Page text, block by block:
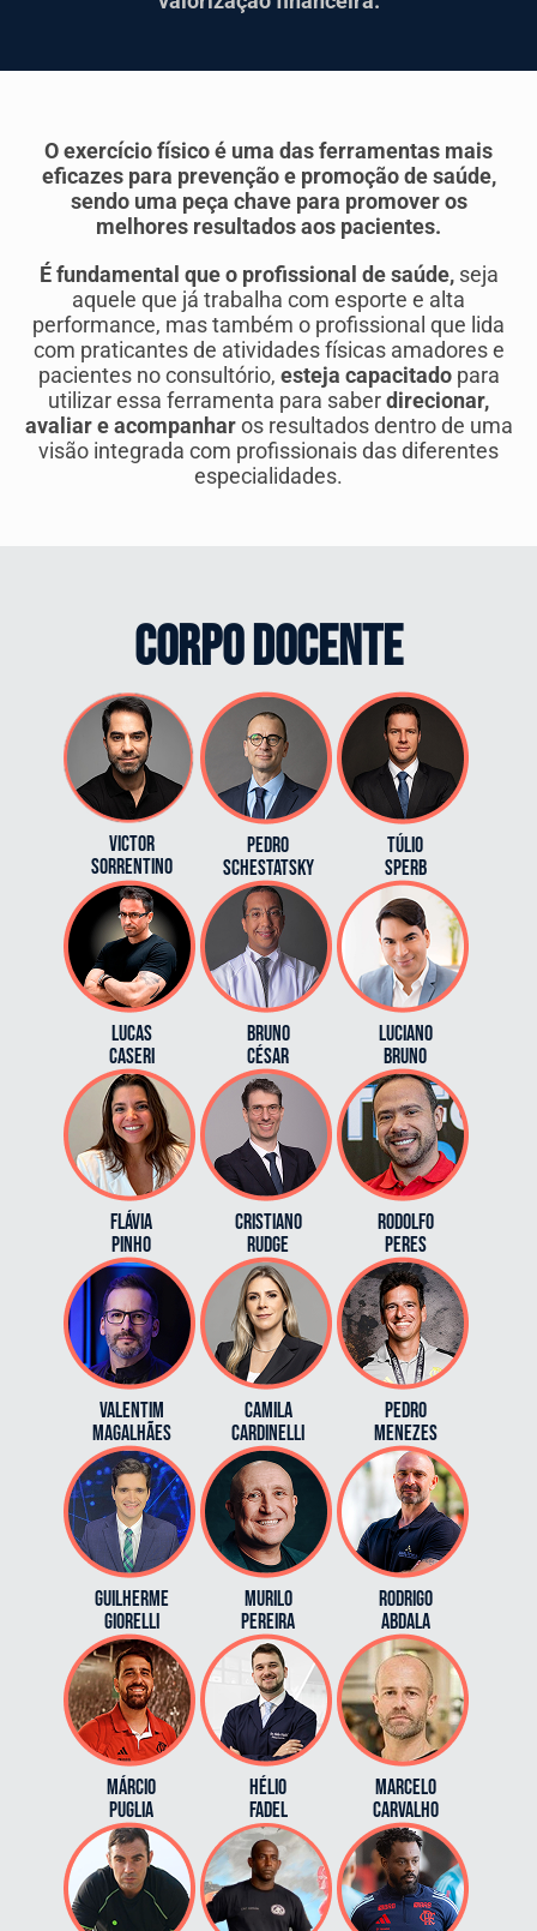
O exercício físico é uma das ferramentas mais
eficazes para prevenção e promoção de saúde,
sendo uma peça chave para promover os
melhores resultados aos pacientes.
É fundamental que o profissional de saúde,seja
aquele que já trabalha com esporte e alta
performance, mas também o profissional que lida
com praticantes de atividades físicas amadores e
pacientes no consultório, esteja capacitadopara
utilizar essa ferramenta para saberdirecionar,
avaliar e acompanharos resultados dentro de uma
visão integrada com profissionais das diferentes
especialidades.
CORPO DOCENTE
Victor
Sorrentino
PEDRO
SCHESTATSKY
TÚLIO
SPERB
LUCAS
CASERI
BRUNO
CÉSAR
Luciano
bruno
FLÁVIA
PINHO
Cristiano
rudge
RODOLFO
PERES
Valentim
magalhães
camila
cardinelli
PEDRO
menezes
Guilherme
Giorelli
Murilo
Pereira
Rodrigo
Abdala
Márcio
Puglia
Hélio
Fadel
Marcelo
Carvalho